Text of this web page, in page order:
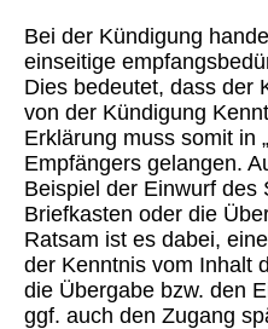
Bei der Kündigung
einseitige
Dies bedeutet, dass der
von der Kündigung
Erklärung muss somit in
Empfängers gelangen.
Beispiel der Einwurf des
Briefkasten oder die
Ratsam ist es dabei,
der Kenntnis vom Inhalt
die Übergabe bzw. den
ggf. auch den Zugang